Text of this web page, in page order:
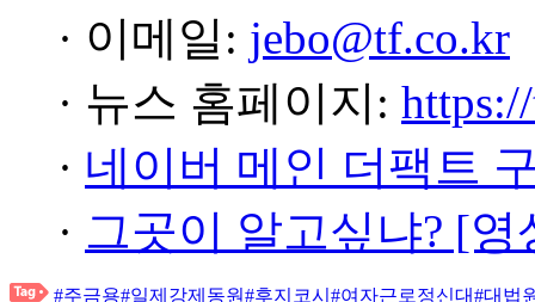
· 이메일: jebo@tf.co.kr
· 뉴스 홈페이지:
· 네이버 메인 더팩트
· 그곳이 알고싶냐? [
#주금용#일제강제동원#후지코시 #여자근로정신대#대법